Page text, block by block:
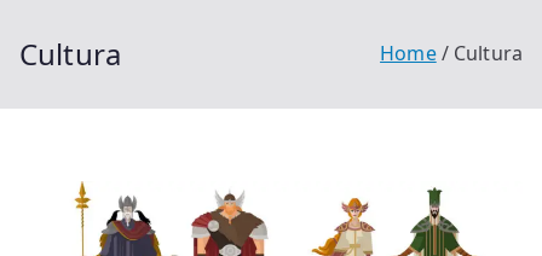
Norveg
ia
Cultura Home Cultura